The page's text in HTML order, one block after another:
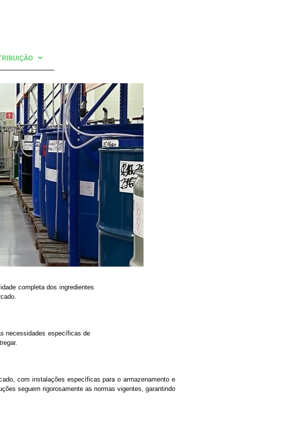
completa dos ingredientes
necessidades específicas de
com instalações específicas para o armazenamento e
seguem rigorosamente as normas vigentes, garantindo